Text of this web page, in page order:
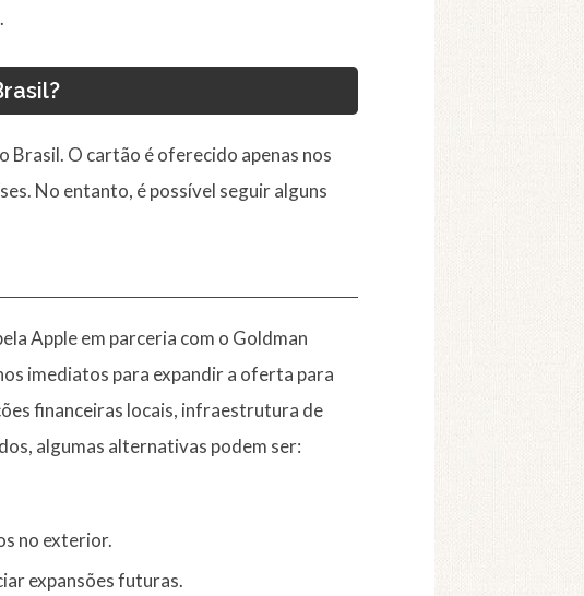
Brasil. O cartão é oferecido apenas nos
No entanto, é possível seguir alguns
Apple em parceria com o Goldman
imediatos para expandir a oferta para
financeiras locais, infraestrutura de
algumas alternativas podem ser:
no exterior.
expansões futuras.